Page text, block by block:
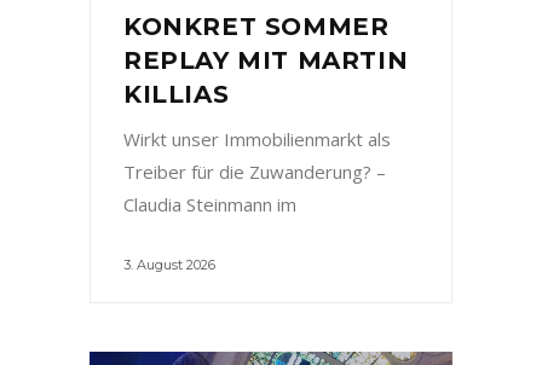
KONKRET SOMMER
REPLAY MIT MARTIN
KILLIAS
Wirkt unser Immobilienmarkt als
Treiber für die Zuwanderung? –
Claudia Steinmann im
3. August 2026